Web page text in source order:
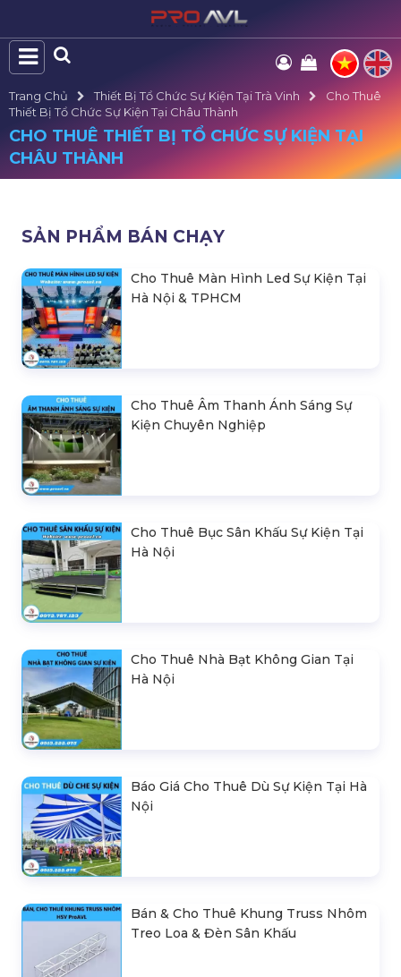
Trang Chủ Thiết Bị Tổ Chức Sự Kiện Tại Trà Vinh
Cho Thuê
Thiết Bị Tổ Chức Sự Kiện Tại Châu Thành
CHO THUÊ THIẾT BỊ TỔ CHỨC SỰ KIỆN TẠI
CHÂU THÀNH
SẢN PHẨM BÁN CHẠY
Cho Thuê Màn Hình Led Sự Kiện Tại
Hà Nội & TPHCM
Cho Thuê Âm Thanh Ánh Sáng Sự
Kiện Chuyên Nghiệp
Cho Thuê Bục Sân Khấu Sự Kiện Tại
Hà Nội
Cho Thuê Nhà Bạt Không Gian Tại
Hà Nội
Báo Giá Cho Thuê Dù Sự Kiện Tại Hà
Nội
Bán & Cho Thuê Khung Truss Nhôm
Treo Loa & Đèn Sân Khấu